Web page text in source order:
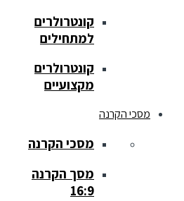
קונטרולרים
למתחילים
קונטרולרים
מקצועיים
מסכי הקרנה
מסכי הקרנה
מסך הקרנה
16:9